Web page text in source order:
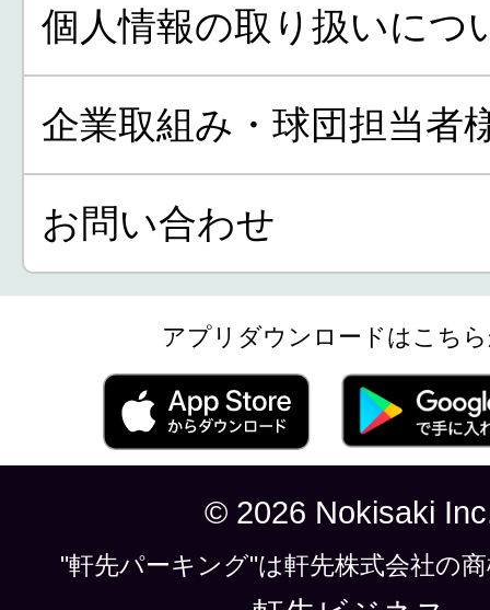
個人情報の取り扱いにつ
企業取組み・球団担当者
お問い合わせ
アプリダウンロードはこち
© 2026 Nokisaki
"軒先パーキング"は軒先株式会社の